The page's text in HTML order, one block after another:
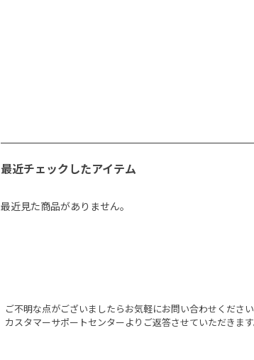
最近チェックしたアイテム
最近見た商品がありません。
ご不明な点がございましたらお気軽にお問い合わせください
カスタマーサポートセンターよりご返答させていただきます